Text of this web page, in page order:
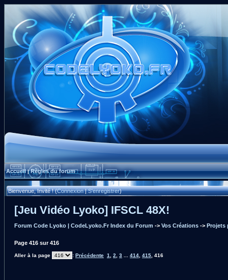
Accueil|Règles du forum
Bienvenue, Invité ! (Connexion|S'enregistrer)
[Jeu Vidéo Lyoko] IFSCL 48X!
Forum Code Lyoko | CodeLyoko.Fr Index du Forum -> Vos Créations -> Projets
Page 416 sur416
Aller à la page : Précédente 1 2 3 414 415 416